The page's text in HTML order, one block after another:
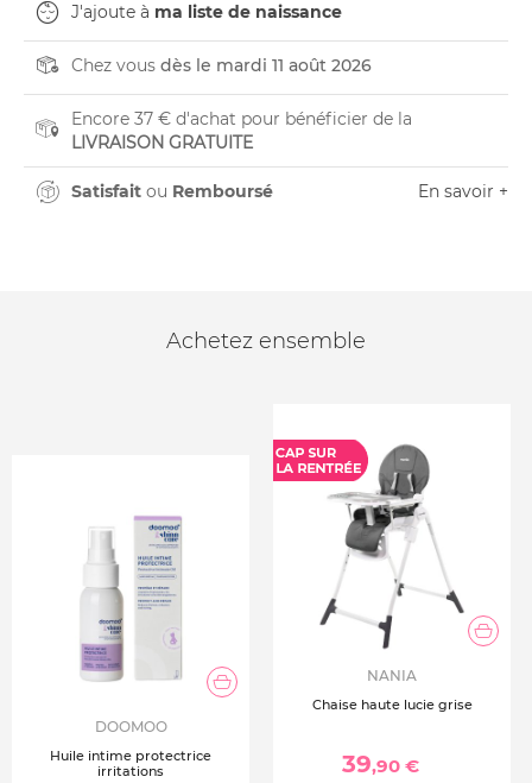
J'ajoute à ma liste de naissance
Chez vous dès le mardi 11 août 2026
Encore 37 € d'achat pour bénéficier de la
LIVRAISON GRATUITE
Satisfait ou Remboursé En savoir +
Achetez ensemble
DOOMOO
Huile intime protectrice
irritations
NANIA
Chaise haute lucie grise
39,90 €